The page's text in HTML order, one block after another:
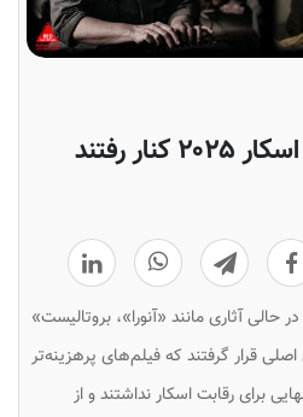
حالی آثاری مانند «آنورا»، بروتالیست»
قرار گرفتند که فیلم‌های پرهزینه‌تر
برای رقابت اسکار نداشتند و از